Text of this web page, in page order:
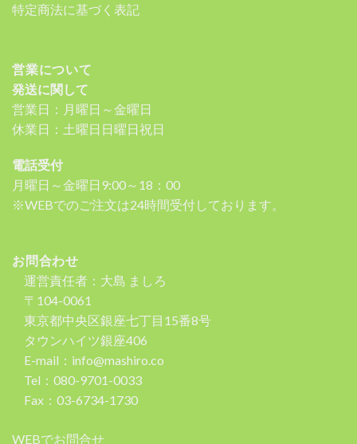
特定商法に基づく表記
営業について
発送に関して
営業日：月曜日～金曜日
休業日：土曜日日曜日祝日
電話受付
月曜日～金曜日9:00～18：00
※WEBでのご注文は24時間受付しております。
お問合わせ
運営責任者：大島 ましろ
〒104-0061
東京都中央区銀座七丁目15番8号
タウンハイツ銀座406
E-mail：info@mashiro.co
Tel：080-9701-0033
Fax：03-6734-1730
WEBでお問合せ